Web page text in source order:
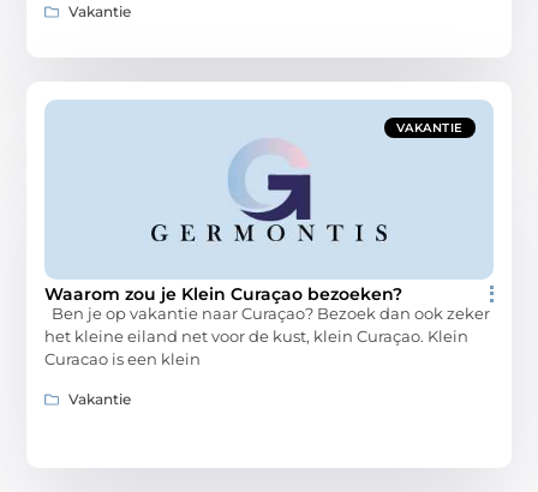
Vakantie
VAKANTIE
Waarom zou je Klein Curaçao bezoeken?
Ben je op vakantie naar Curaçao? Bezoek dan ook zeker
het kleine eiland net voor de kust, klein Curaçao. Klein
Curacao is een klein
Vakantie